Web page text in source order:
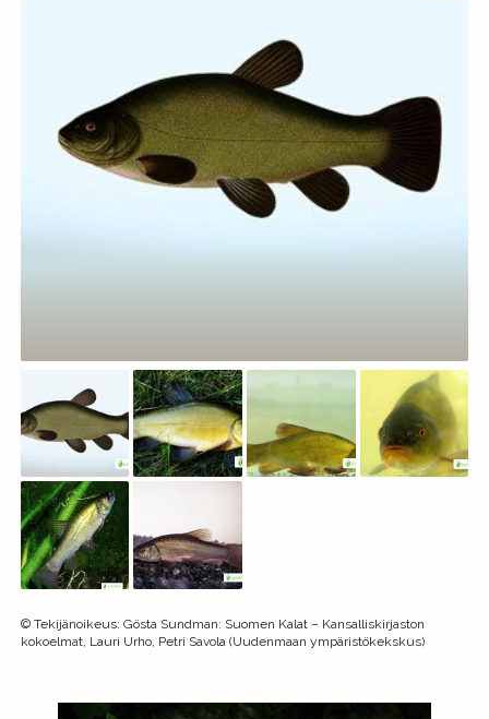
© Tekijänoikeus: Gösta Sundman: Suomen Kalat – Kansalliskirjaston
kokoelmat, Lauri Urho, Petri Savola (Uudenmaan ympäristökekskus)